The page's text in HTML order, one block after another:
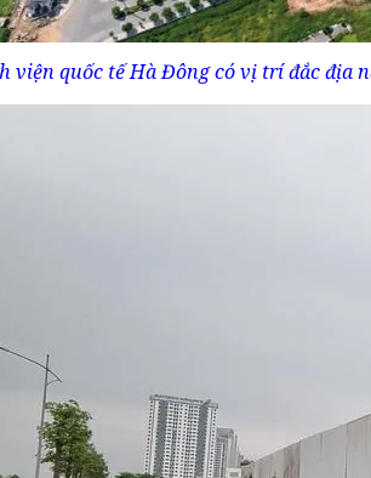
viện quốc tế Hà Đông có vị trí đắc địa